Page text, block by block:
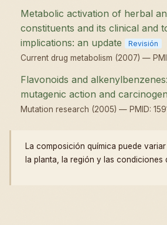
Metabolic activation of herbal
constituents and its clinical and
implications: an update
Revisión
Current drug metabolism (2007) —
Flavonoids and
mutagenic action and
Mutation research (2005) — PMID:
La composición química puede
la planta, la región y las condiciones